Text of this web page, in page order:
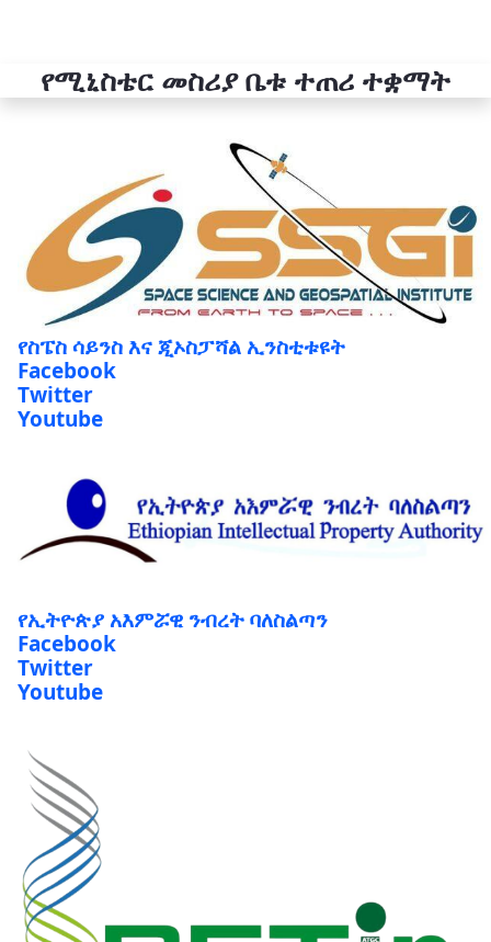
የሚኒስቴር መስሪያ ቤቱ ተጠሪ ተቋማት
የስፔስ ሳይንስ እና ጂኦስፓሻል ኢንስቲቱዩት
Facebook
Twitter
Youtube
የኢትዮጵያ አእምሯዊ ንብረት ባለስልጣን
Facebook
Twitter
Youtube